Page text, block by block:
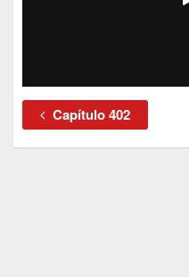
Capítulo 402